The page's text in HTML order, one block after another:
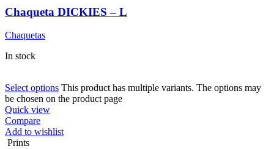
Chaqueta DICKIES – L
Chaquetas
In stock
Select options This product has multiple variants. The options may
be chosen on the product page
Quick view
Compare
Add to wishlist
Prints